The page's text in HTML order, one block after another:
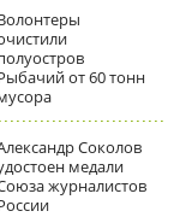
от 60 тонн
Соколов
медали
журналистов